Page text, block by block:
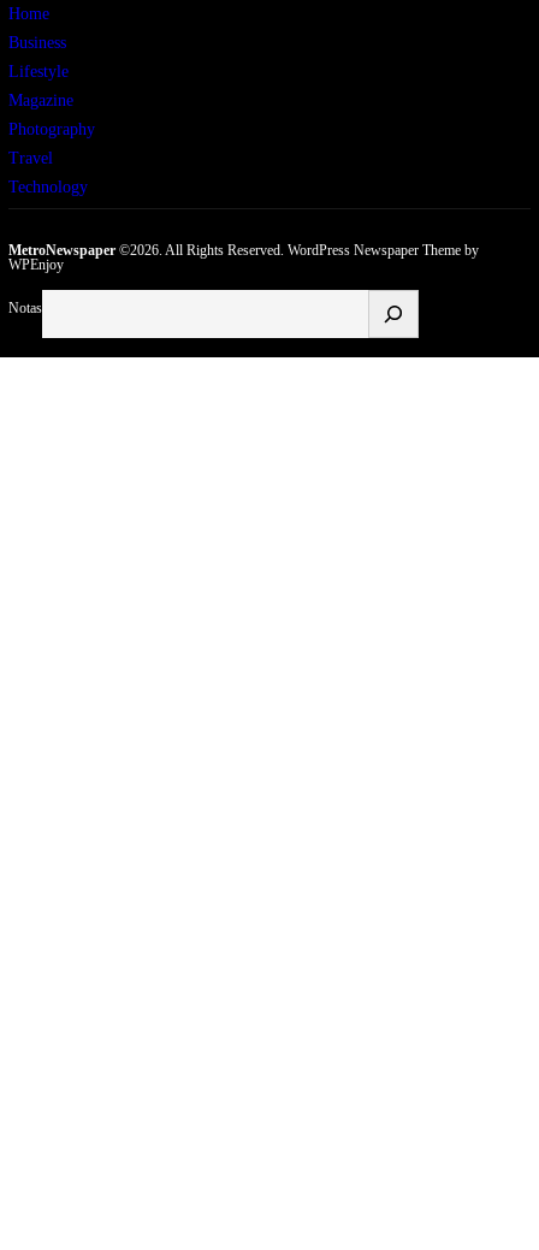
Home
Business
Lifestyle
Magazine
Photography
Travel
Technology
MetroNewspaper©2026. All Rights Reserved. WordPress Newspaper Themeby
WPEnjoy
Notas